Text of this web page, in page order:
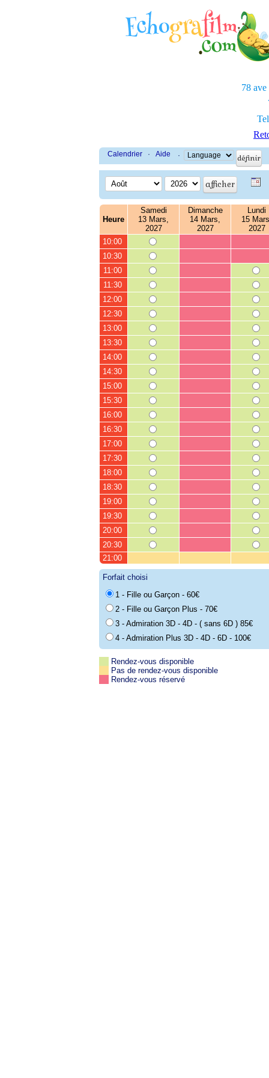
78 ave
Calendrier · Aide ·
Heure
Samedi
13 Mars,
2027
Dimanche
14 Mars,
2027
Lundi
15
2027
10:00
10:30
11:00
11:30
12:00
12:30
13:00
13:30
14:00
14:30
15:00
15:30
16:00
16:30
17:00
17:30
18:00
18:30
19:00
19:30
20:00
20:30
21:00
Forfait choisi
1 - Fille ou Garçon - 60€
2 - Fille ou Garçon Plus - 70€
3 - Admiration 3D - 4D - ( sans 6D ) 85€
4 - Admiration Plus 3D - 4D - 6D - 100€
Rendez-vous disponible
Pas de rendez-vous disponible
Rendez-vous réservé